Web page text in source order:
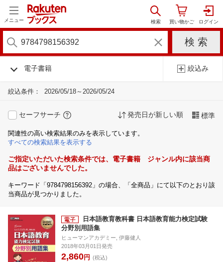
メニュー
電子書籍 絞込み
絞込条件： 2026/05/18～2026/05/24
セーフサーチ 発売日が新しい順 標準
関連性の高い検索結果のみを表示しています。
すべての検索結果を表示する
ご指定いただいた検索条件では、電子書籍 ジャンル内に該当商
品はございませんでした。
キーワード「9784798156392」の場合、「全商品」にて以下のとおり該
当商品が見つかりました。
日本語教育教科書 日本語教育能力検定試験
分野別用語集
ヒューマンアカデミー, 伊藤健人
2018年03月01日発売
2,860円 (税込)